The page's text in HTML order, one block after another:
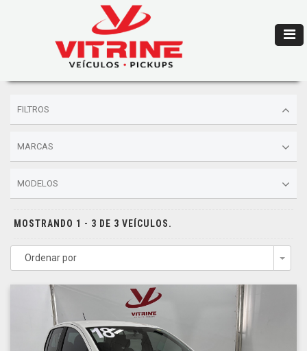
FILTROS
MARCAS
MODELOS
MOSTRANDO 1 - 3 DE 3 VEÍCULOS.
Ordenar por